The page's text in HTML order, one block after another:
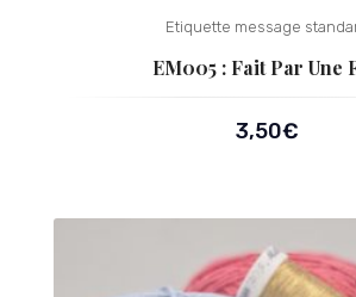
Etiquette message
EM005 : Fait Par Une
3,50€